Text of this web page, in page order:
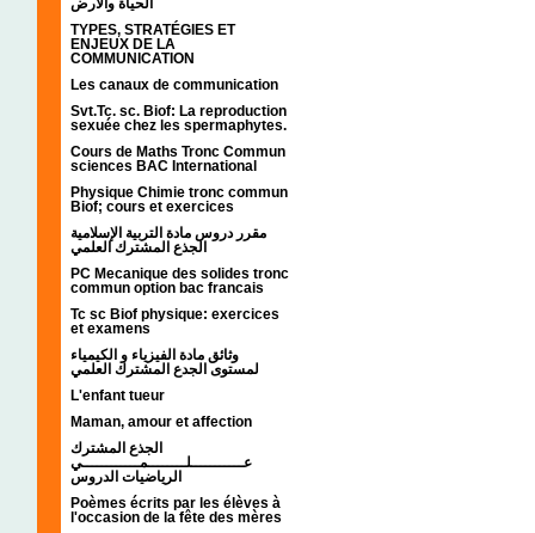
الحياة والارض
TYPES, STRATÉGIES ET
ENJEUX DE LA
COMMUNICATION
Les canaux de communication
Svt.Tc. sc. Biof: La reproduction
sexuée chez les spermaphytes.
Cours de Maths Tronc Commun
sciences BAC International
Physique Chimie tronc commun
Biof; cours et exercices
مقرر دروس مادة التربية الإسلامية
الجذع المشترك العلمي
PC Mecanique des solides tronc
commun option bac francais
Tc sc Biof physique: exercices
et examens
وثائق مادة الفيزياء و الكيمياء
L'enfant tueur
Maman, amour et affection
الجذع المشترك
عـــــــــــلــــــــمــــــــــــي
الرياضيات الدروس
Poèmes écrits par les élèves à
l'occasion de la fête des mères